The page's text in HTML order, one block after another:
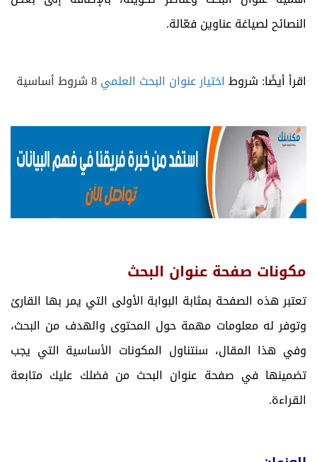
النصائح لصياغة عناوين فعّالة.
اقرأ أيضًا: شروط اختيار عنوان البحث العلمي8 شروط أساسية
مكونات صفحة عنوان البحث
تعتبر هذه الصفحة بمثابة البوابة الأولى التي يمر بها القارئ
وتوفر له معلومات مهمة حول المحتوى والهدف من البحث،
وفي هذا المقال، سنتناول المكونات الأساسية التي يجب
تضمينها في صفحة عنوان البحث من فضلك عليك متابعة
القراءة.